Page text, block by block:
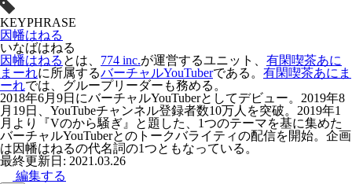
KEYPHRASE
因幡はねる
いなばはねる
因幡はねる とは、 774 inc.が運営するユニット、 有閑喫茶あに
まーれに所属するバーチャルYouTuberである。 有閑喫茶あにま
ーれでは、グループリーダーも務める。
2018年6月9日にバーチャルYouTuberとしてデビュー。2019年8
月19日、YouTubeチャンネル登録者数10万人を突破。2019年1
月より『Vのから騒ぎ』と題した、1つのテーマを基に集めた
バーチャルYouTuberとのトークバライティの配信を開始。企画
は因幡はねるの代名詞の1つともなっている。
最終更新日: 2021.03.26
編集する